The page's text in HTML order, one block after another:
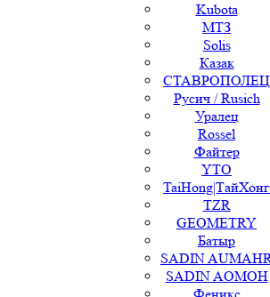
Kubota
МТЗ
Solis
Казак
СТАВРОПОЛЕЦ
Русич / Rusich
Уралец
Rossel
Файтер
YTO
TaiHong|ТайХонг
TZR
GEOMETRY
Батыр
SADIN
SADIN AOMOH